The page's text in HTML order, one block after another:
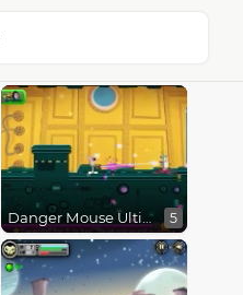
Danger Mouse Ultimate 5